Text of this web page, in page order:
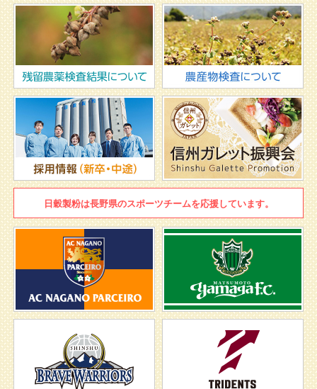
日穀製粉は長野県のスポーツチームを応援しています。